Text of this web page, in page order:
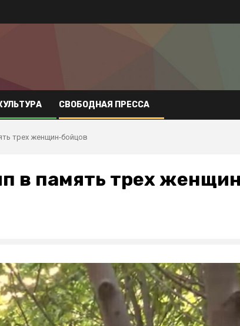
СВОБОДНАЯ ПРЕССА
трех женщин-бойцов
в память трех